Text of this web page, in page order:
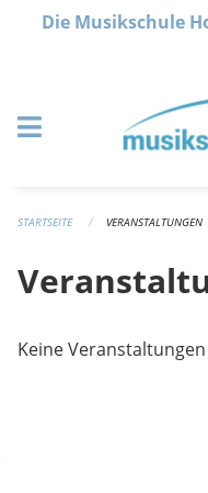
Navigation überspringen
Die Musikschule
STARTSEITE VERANSTALTUNGEN
Keine